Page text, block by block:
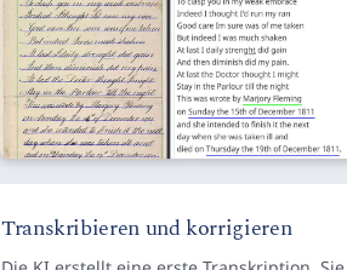
Transkribieren und korrigieren